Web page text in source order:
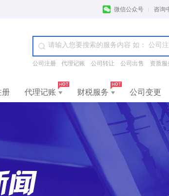
微信公众号 咨询
公司注册 代理记账 公司转让 公司出售 资质服
册 代理记账 财税服务 公司变更